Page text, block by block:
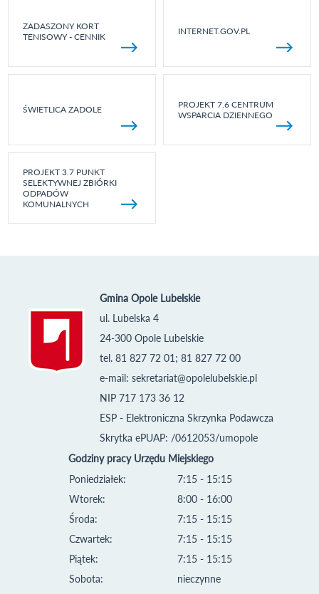
ZADASZONY KORT
TENISOWY - CENNIK
INTERNET.GOV.PL
ŚWIETLICA ZADOLE
PROJEKT 7.6 CENTRUM
WSPARCIA DZIENNEGO
PROJEKT 3.7 PUNKT
SELEKTYWNEJ ZBIÓRKI
ODPADÓW
KOMUNALNYCH
Gmina Opole Lubelskie
ul. Lubelska 4
24-300 Opole Lubelskie
tel. 81 827 72 01; 81 827 72 00
e-mail: sekretariat@opolelubelskie.pl
NIP 717 173 36 12
ESP - Elektroniczna Skrzynka Podawcza
Skrytka ePUAP: /0612053/umopole
Godziny pracy Urzędu Miejskiego
Poniedziałek:
Wtorek:
Środa:
Czwartek:
Piątek:
Sobota:
7:15 - 15:15
8:00 - 16:00
7:15 - 15:15
7:15 - 15:15
7:15 - 15:15
nieczynne